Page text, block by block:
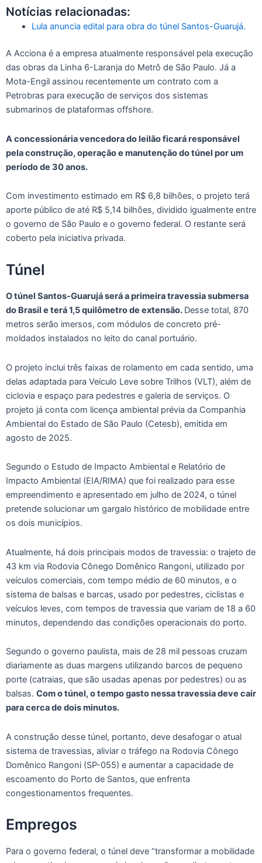
Notícias relacionadas:
Lula anuncia edital para obra do túnel Santos-Guarujá.
A Acciona é a empresa atualmente responsável pela execução
das obras da Linha 6-Laranja do Metrô de São Paulo. Já a
Mota-Engil assinou recentemente um contrato com a
Petrobras para execução de serviços dos sistemas
submarinos de plataformas offshore.
A concessionária vencedora do leilão ficará responsável
pela construção, operação e manutenção do túnel por um
período de 30 anos.
Com investimento estimado em R$ 6,8 bilhões, o projeto terá
aporte público de até R$ 5,14 bilhões, dividido igualmente entre
o governo de São Paulo e o governo federal. O restante será
coberto pela iniciativa privada.
Túnel
O túnel Santos-Guarujá será a primeira travessia submersa
do Brasil e terá 1,5 quilômetro de extensão. Desse total, 870
metros serão imersos, com módulos de concreto pré-
moldados instalados no leito do canal portuário.
O projeto inclui três faixas de rolamento em cada sentido, uma
delas adaptada para Veículo Leve sobre Trilhos (VLT), além de
ciclovia e espaço para pedestres e galeria de serviços. O
projeto já conta com licença ambiental prévia da Companhia
Ambiental do Estado de São Paulo (Cetesb), emitida em
agosto de 2025.
Segundo o Estudo de Impacto Ambiental e Relatório de
Impacto Ambiental (EIA/RIMA) que foi realizado para esse
empreendimento e apresentado em julho de 2024, o túnel
pretende solucionar um gargalo histórico de mobilidade entre
os dois municípios.
Atualmente, há dois principais modos de travessia: o trajeto de
43 km via Rodovia Cônego Domênico Rangoni, utilizado por
veículos comerciais, com tempo médio de 60 minutos, e o
sistema de balsas e barcas, usado por pedestres, ciclistas e
veículos leves, com tempos de travessia que variam de 18 a 60
minutos, dependendo das condições operacionais do porto.
Segundo o governo paulista, mais de 28 mil pessoas cruzam
diariamente as duas margens utilizando barcos de pequeno
porte (catraias, que são usadas apenas por pedestres) ou as
balsas. Com o túnel, o tempo gasto nessa travessia deve cair
para cerca de dois minutos.
A construção desse túnel, portanto, deve desafogar o atual
sistema de travessias, aliviar o tráfego na Rodovia Cônego
Domênico Rangoni (SP-055) e aumentar a capacidade de
escoamento do Porto de Santos, que enfrenta
congestionamentos frequentes.
Empregos
Para o governo federal, o túnel deve “transformar a mobilidade